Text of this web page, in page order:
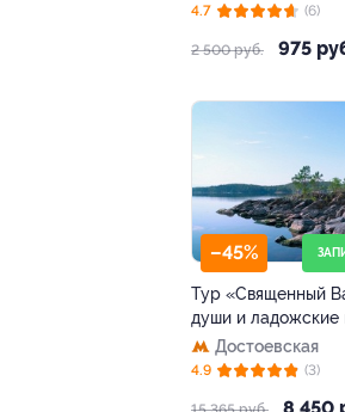
2 500 руб. 975
4.7 (6)
–45%
Тур «Священный
души и ладожские
Достоевская
4.9 (3)